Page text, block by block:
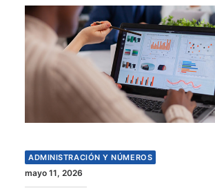
ADMINISTRACIÓN Y NÚMEROS
mayo 11, 2026